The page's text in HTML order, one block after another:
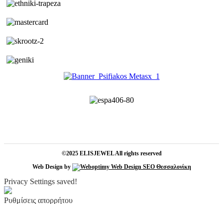
©2025 ELISJEWEL All rights reserved
Web Design by
Privacy Settings saved!
Ρυθμίσεις απορρήτου